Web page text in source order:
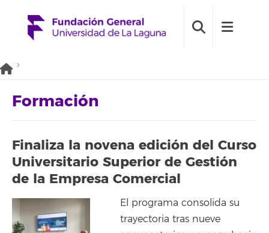
Formación
Finaliza la novena edición del Curso
Universitario Superior de Gestión
de la Empresa Comercial
El programa consolida su
trayectoria tras nueve